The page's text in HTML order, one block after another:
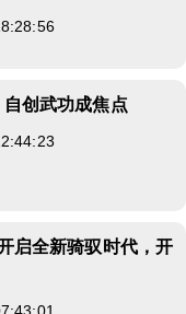
创武功成焦点
启全新骑驭时代，开